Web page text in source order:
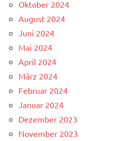
Oktober 2024
August 2024
Juni 2024
Mai 2024
April 2024
März 2024
Februar 2024
Januar 2024
Dezember 2023
November 2023